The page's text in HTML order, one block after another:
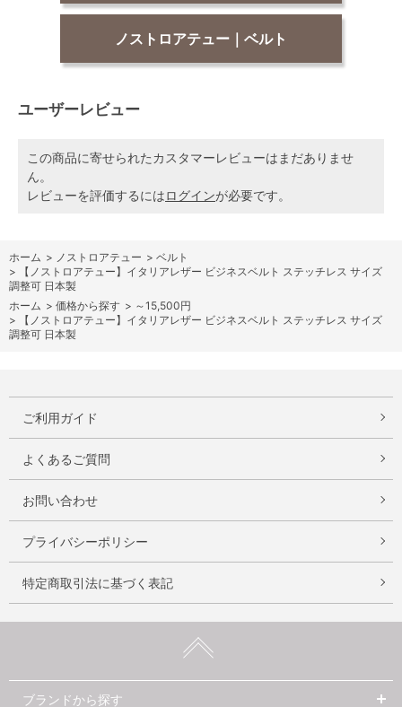
ノストロアテュー｜ベルト
ユーザーレビュー
この商品に寄せられたカスタマーレビューはまだありませ
ん。
レビューを評価するにはログインが必要です。
ホーム > ノストロアテュー > ベルト
>
【ノストロアテュー】イタリアレザー ビジネスベルト ステッチレス サイズ
調整可 日本製
ホーム > 価格から探す > ～15,500円
>
【ノストロアテュー】イタリアレザー ビジネスベルト ステッチレス サイズ
調整可 日本製
ご利用ガイド
よくあるご質問
お問い合わせ
プライバシーポリシー
特定商取引法に基づく表記
ブランドから探す